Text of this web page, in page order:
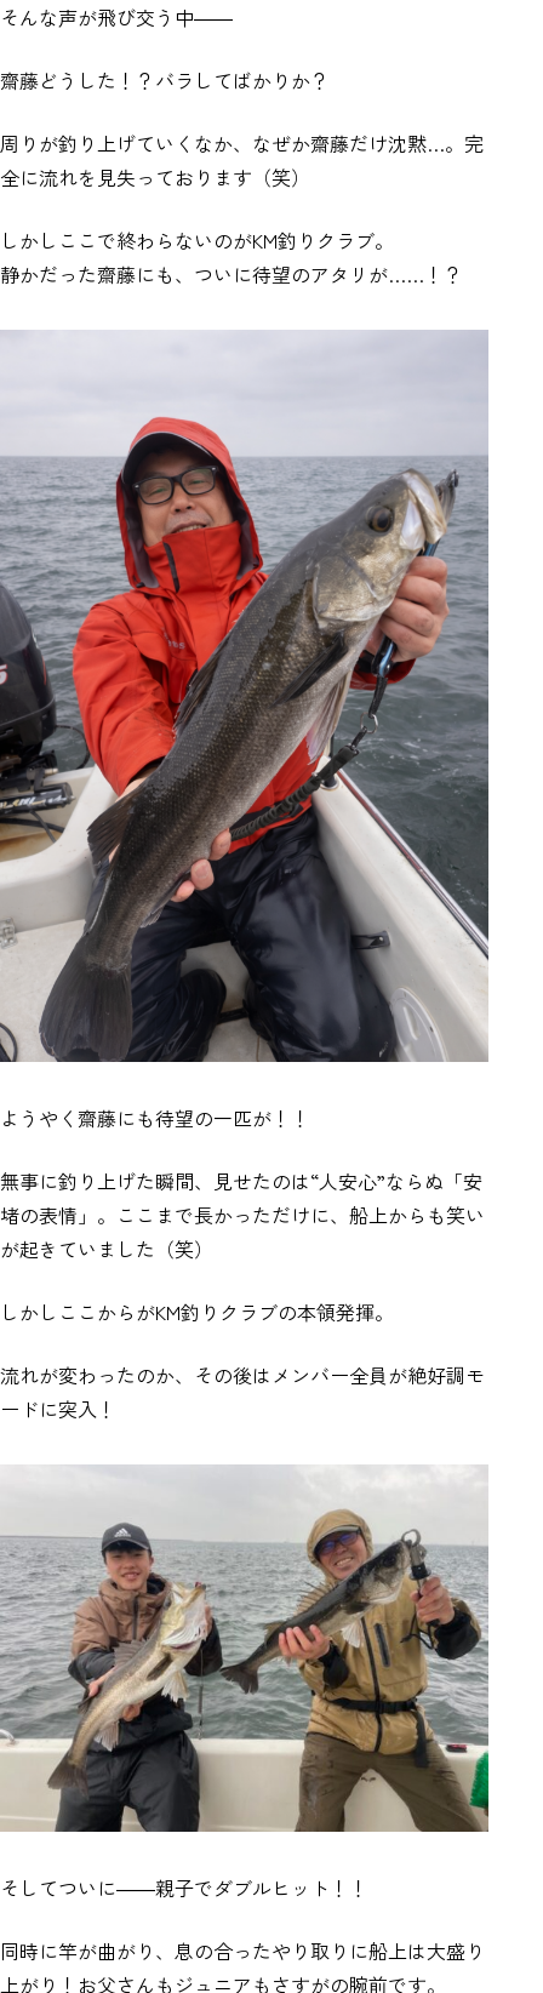
そんな声が飛び交う中――
齋藤どうした！？バラしてばかりか？
周りが釣り上げていくなか、なぜか齋藤だけ沈黙…。完
全に流れを見失っております（笑）
しかしここで終わらないのがKM釣りクラブ。
静かだった齋藤にも、ついに待望のアタリが……！？
ようやく齋藤にも待望の一匹が！！
無事に釣り上げた瞬間、見せたのは“人安心”ならぬ「安
堵の表情」。ここまで長かっただけに、船上からも笑い
が起きていました（笑）
しかしここからがKM釣りクラブの本領発揮。
流れが変わったのか、その後はメンバー全員が絶好調モ
ードに突入！
そしてついに――親子でダブルヒット！！
同時に竿が曲がり、息の合ったやり取りに船上は大盛り
上がり！お父さんもジュニアもさすがの腕前です。